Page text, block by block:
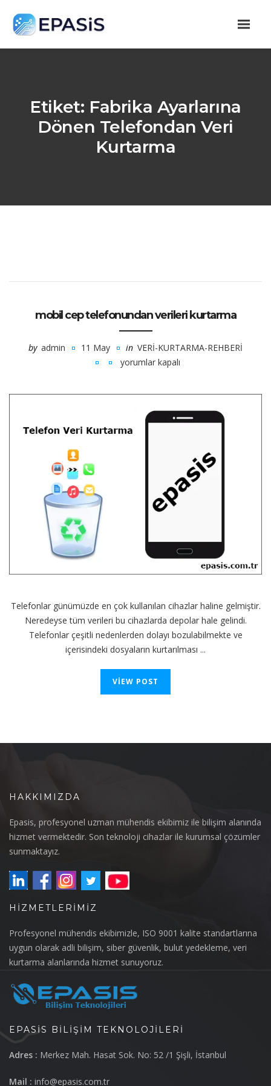
Etiket: Fabrika Ayarlarına
Dönen Telefondan Veri
Kurtarma
mobil cep telefonundan verileri kurtarma
by admin 11 May in VERI-KURTARMA-REHBERI
kurtarma
yorumlar kapalı
Telefonlar günümüzde en çok kullanılan cihazlar haline gelmiştir.
Neredeyse tüm verileri bu cihazlarda depolar hale gelindi.
Telefonlar çeşitli nedenlerden dolayı bozulabilmekte ve
içerisindeki dosyaların kurtarılması ...
VIEW POST
HAKKIMIZDA
Epasis, profesyonel uzman mühendis ekibimiz ile bilişim alanında
hizmet vermektedir. Son teknoloji cihazlar ile kurumsal çözümler
sunmaktayız.
HIZMETLERIMIZ
Profesyonel mühendis ekibimizle, ISO 9001 kalite standartlarına
uygun olarak adli bilişim, siber güvenlik, bulut yedekleme, veri
kurtarma alanlarında hizmet sunuyoruz.
EPASIS BILIŞIM TEKNOLOJILERI
Adres : Merkez Mah. Hasat Sok. No: 52 /1 Şişli, İstanbul
Mail : info@epasis.com.tr